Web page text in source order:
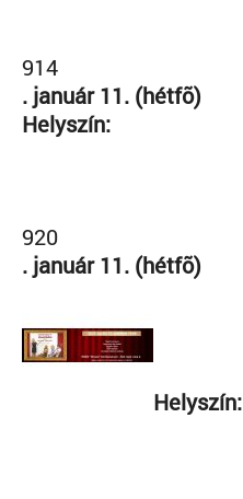
914
. január 11. (hétfõ)
Helyszín:
920
. január 11. (hétfõ)
Helyszín: